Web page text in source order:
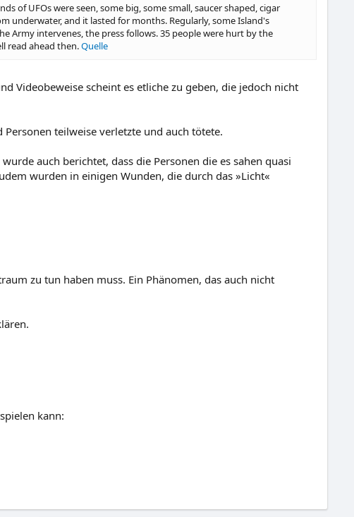
of UFOs were seen, some big, some small, saucer shaped, cigar
underwater, and it lasted for months. Regularly, some Island's
Army intervenes, the press follows. 35 people were hurt by the
read ahead then.Quelle
Videobeweise scheint es etliche zu geben, die jedoch nicht
teilweise verletzte und auch tötete.
auch berichtet, dass die Personen die es sahen quasi
wurden in einigen Wunden, die durch das »Licht«
zu tun haben muss. Ein Phänomen, das auch nicht
kann: